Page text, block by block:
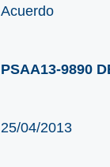
Acuerdo
PSAA13-9890
25/04/2013